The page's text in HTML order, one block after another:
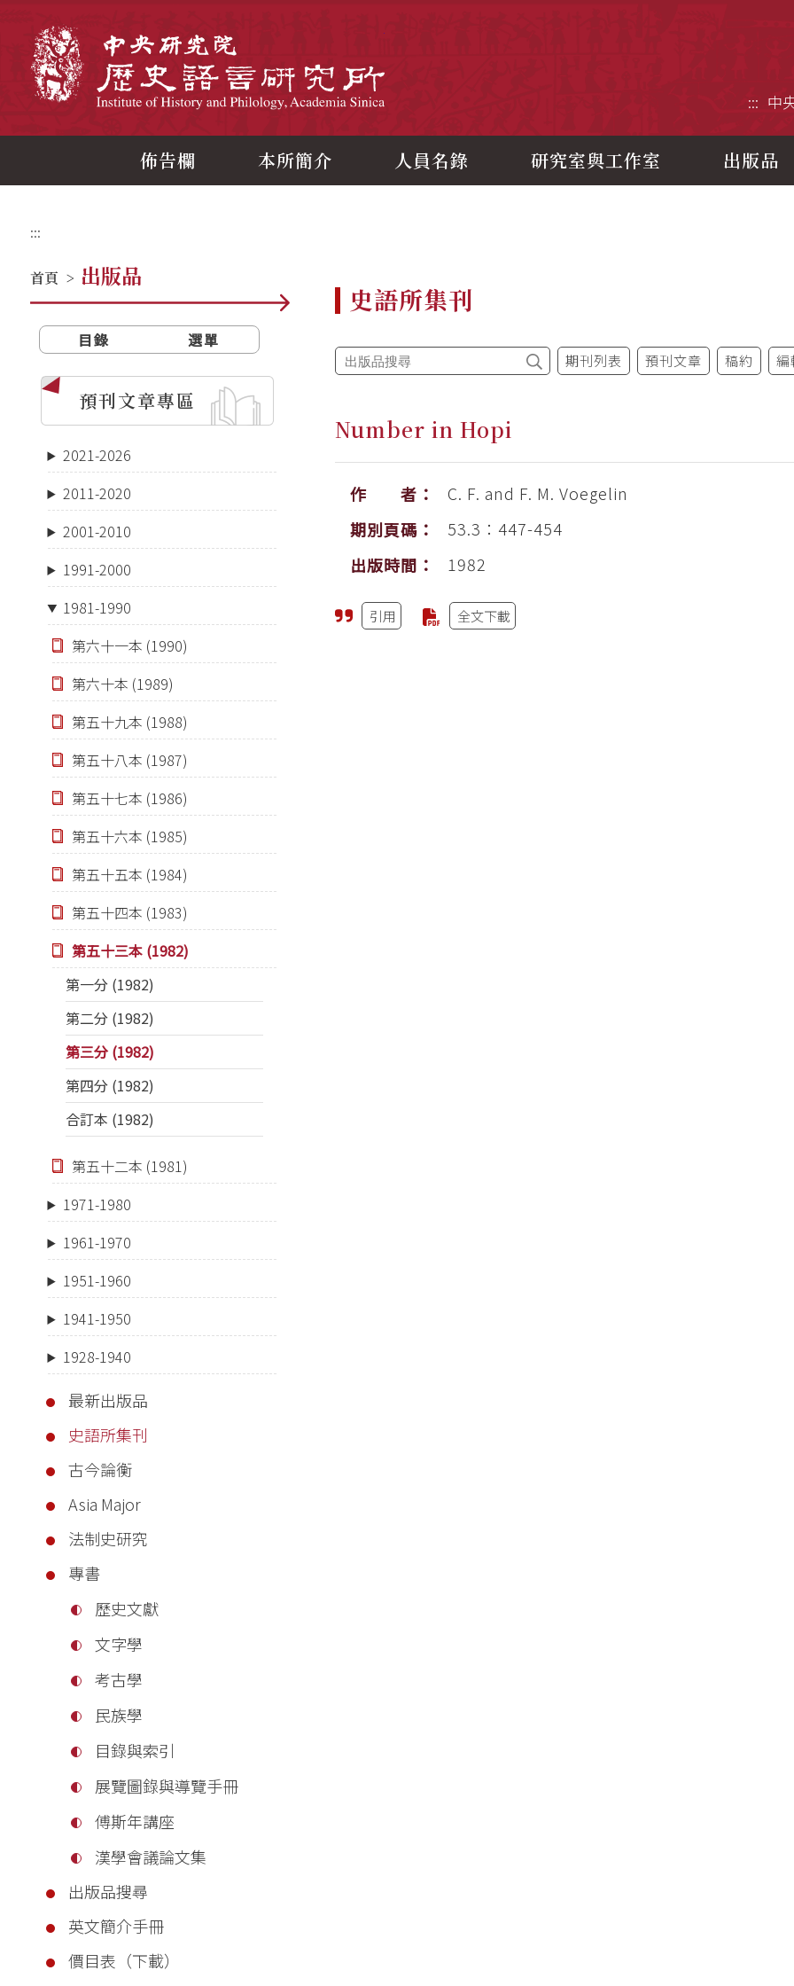
::: 中
佈告欄 本所簡介 人員名錄 研究室與工作室 出版品
:::
首頁 > 出版品
目錄 選單
預刊文章專區
2021-2026
2011-2020
2001-2010
1991-2000
1981-1990
第六十一本 (1990)
第六十本 (1989)
第五十九本 (1988)
第五十八本 (1987)
第五十七本 (1986)
第五十六本 (1985)
第五十五本 (1984)
第五十四本 (1983)
第五十三本 (1982)
第一分 (1982)
第二分 (1982)
第三分 (1982)
第四分 (1982)
合訂本 (1982)
第五十二本 (1981)
1971-1980
1961-1970
1951-1960
1941-1950
1928-1940
最新出版品
史語所集刊
古今論衡
Asia Major
法制史研究
專書
歷史文獻
文字學
考古學
民族學
目錄與索引
展覽圖錄與導覽手冊
傅斯年講座
漢學會議論文集
出版品搜尋
英文簡介手冊
價目表（下載）
史語所集刊
期刊列表 預刊文章 稿約 編
Number in Hopi
作 者：
C. F. and F. M. Voegelin
期別頁碼：
53.3：447-454
出版時間：
1982
引用 全文下載